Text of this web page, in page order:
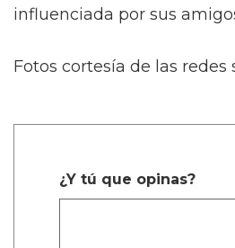
influenciada por sus
Fotos cortesía de las redes
¿Y tú que opinas?